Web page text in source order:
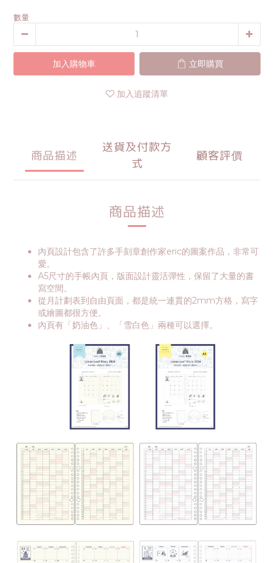
數量
加入購物車 立即購買
加入追蹤清單
商品描述
送貨及付款方
式
顧客評價
商品描述
內頁設計包含了許多手刻章創作家eric的圖案作品，非常可
愛。
A5尺寸的手帳內頁，版面設計靈活彈性，保留了大量的書
寫空間。
從月計劃表到自由頁面，都是統一連貫的2mm方格，寫字
或繪圖都很方便。
內頁有「奶油色」、「雪白色」兩種可以選擇。